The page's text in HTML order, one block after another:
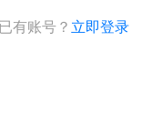
已有账号？ 立即登录